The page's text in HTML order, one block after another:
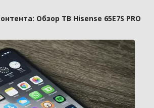
Обзор ТВ Hisense 65E7S PRO